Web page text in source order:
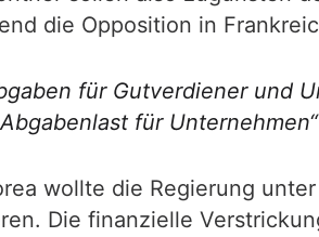
die Opposition in
für Gutverdiener und
für
wollte die Regierung
Die finanzielle